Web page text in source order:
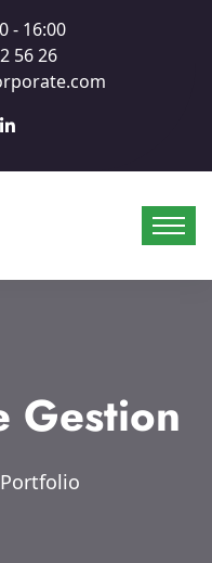
- 16:00
56 26
Gestion
Portfolio